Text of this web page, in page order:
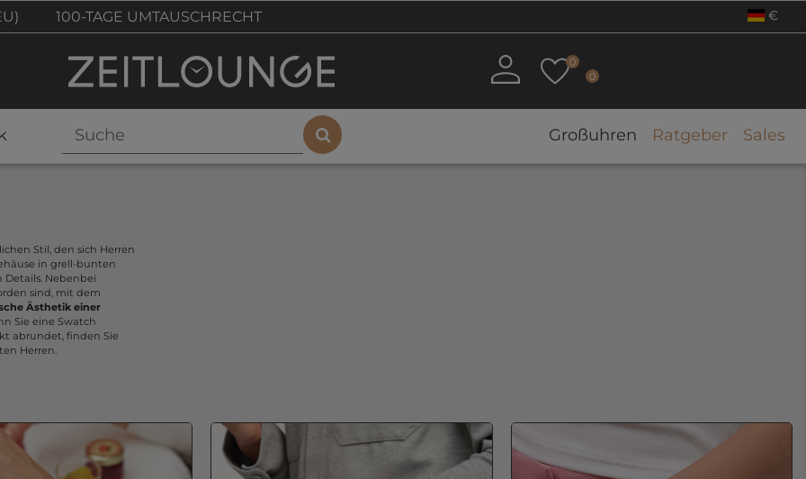
100-TAGE UMTAUSCHRECHT €
0
0
Großuhren Ratgeber Sales
Stil, den sich Herren
in grell-bunten
Nebenbei
sind, mit dem
Ästhetik einer
Sie eine Swatch
abrundet, finden Sie
Herren.